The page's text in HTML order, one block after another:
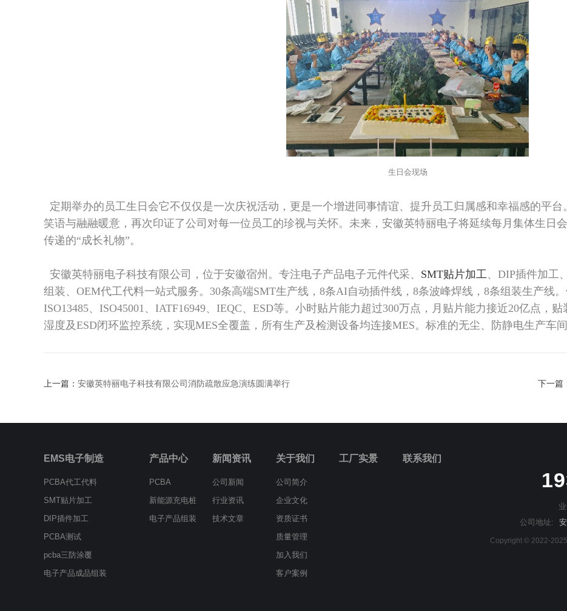
生日会现场
定期举办的员工生日会它不仅仅是一次庆祝活动，更是一个增进同事情谊、提升员工归属感和幸福感的平
笑语与融融暖意，再次印证了公司对每一位员工的珍视与关怀。未来，安徽英特丽电子将延续每月集体生日
传递的“成长礼物”。
安徽英特丽电子科技有限公司，位于安徽宿州。专注电子产品电子元件代采、 SMT贴片加工、DIP插件加工
组装、OEM代工代料一站式服务。30条高端SMT生产线，8条AI自动插件线，8条波峰焊线，8条组装生产线。
ISO13485、ISO45001、IATF16949、IEQC、ESD等。小时贴片能力超过300万点，月贴片能力接近20亿点，
湿度及ESD闭环监控系统，实现MES全覆盖，所有生产及检测设备均连接MES。标准的无尘、防静电生产车
上一篇： 安徽英特丽电子科技有限公司消防疏散应急演练圆满举行 下一篇
EMS电子制造
PCBA代工代料
SMT贴片加工
DIP插件加工
PCBA测试
pcba三防涂覆
电子产品成品组装
产品中心
PCBA
新能源充电桩
电子产品组装
新闻资讯
公司新闻
行业资讯
技术文章
关于我们
公司简介
企业文化
资质证书
质量管理
加入我们
客户案例
工厂实景 联系我们
公司地址:
Copyright © 2022-